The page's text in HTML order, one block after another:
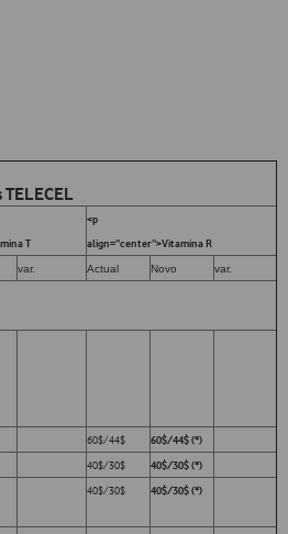
T
<p
align=”center”>Vitamina R
var. Actual Novo var.
60$/44$ 60$/44$ (*)
40$/30$ 40$/30$ (*)
40$/30$ 40$/30$ (*)